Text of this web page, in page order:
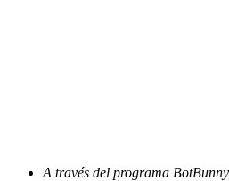
A través del programa